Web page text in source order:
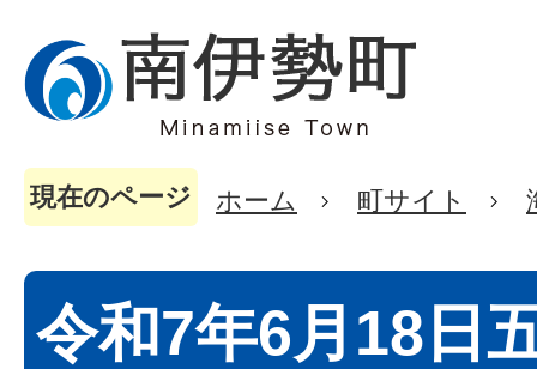
現在のページ ホーム 町サイト
令和7年6月18日